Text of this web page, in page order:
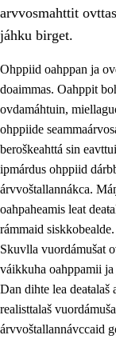
3. Skuvlla
3.1
3.2
3.3
3.4 Oahpahus
arvvosmahttit
jáhku birget.
Ohppiid oahppan ja
doaimmas. Oahppit
ovdamáhtuin,
ohppiide
beroškeahttá sin
ipmárdus ohppiid
árvvoštallannákca.
oahpaheamis leat
rámmaid siskkobealde.
Skuvlla vuordámušat
váikkuha oahppamii
Dan dihte lea
realisttalaš
árvvoštallannávccaid